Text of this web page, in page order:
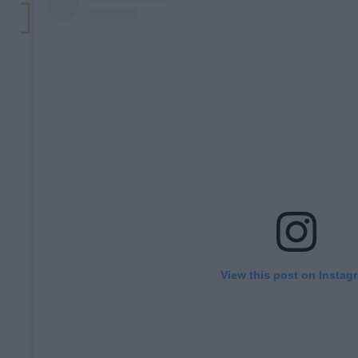
View this post on